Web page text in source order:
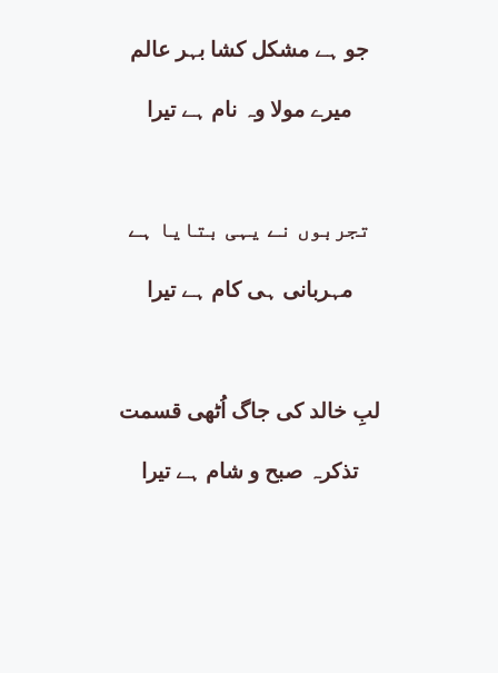
جو ہے مشکل کشا بہر عالم
میرے مولا وہ نام ہے تیرا
تجربوں نے یہی بتایا ہے
مہربانی ہی کام ہے تیرا
لبِ خالد کی جاگ اُٹھی قسمت
تذکرہ صبح و شام ہے تیرا